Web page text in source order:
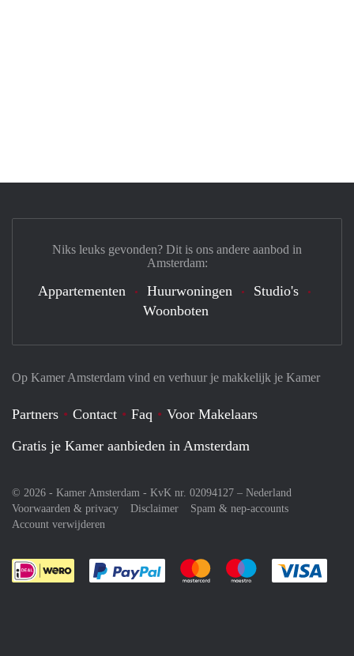
Op Kamer Amsterdam vind en verhuur je makkelijk je Kamer
Partners Contact Faq
Voor Makelaars
Gratis je Kamer aanbieden in Amsterdam
© 2026 - Kamer Amsterdam - KvK nr. 02094127 – Nederland
Voorwaarden & privacy
Disclaimer
Spam & nep-accounts
Account verwijderen
Je rekent gemakkelijk af met Paypal
Je rekent gemakkelijk af met
Je rekent
Niks leuks gevonden? Dit is ons andere aanbod in
Amsterdam:
Appartementen Huurwoningen
Studio's
Woonboten